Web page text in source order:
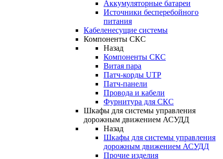
Аккумуляторные батареи
Источники бесперебойного
питания
Кабеленесущие системы
Компоненты СКС
Назад
Компоненты СКС
Витая пара
Патч-корды UTP
Патч-панели
Провода и кабели
Фурнитура для СКС
Шкафы для системы управления
дорожным движением АСУДД
Назад
Шкафы для системы управления
дорожным движением АСУДД
Прочие изделия